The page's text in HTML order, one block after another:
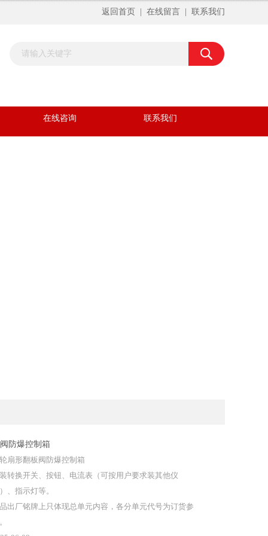
返回首页 在线留言 联系我们
在线咨询 联系我们
防爆控制箱
扇形翻板阀防爆控制箱
转换开关、按钮、电流表（可按用户要求装其他仪
、指示灯等。
出厂铭牌上只体现总单元内容，各分单元代号为订货参